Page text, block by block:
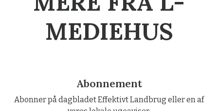
MEDIEHUS
Abonnement
Abonner på dagbladet Effektivt Landbrug eller en af